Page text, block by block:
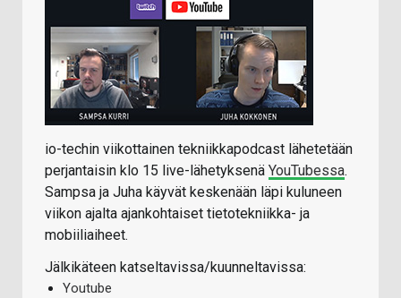
io-techin viikottainen tekniikkapodcast lähetetään
perjantaisin klo 15 live-lähetyksenä YouTubessa.
Sampsa ja Juha käyvät keskenään läpi kuluneen
viikon ajalta ajankohtaiset tietotekniikka- ja
mobiiliaiheet.
Jälkikäteen katseltavissa/kuunneltavissa:
Youtube